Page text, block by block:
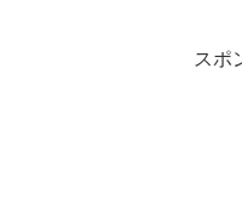
スポ